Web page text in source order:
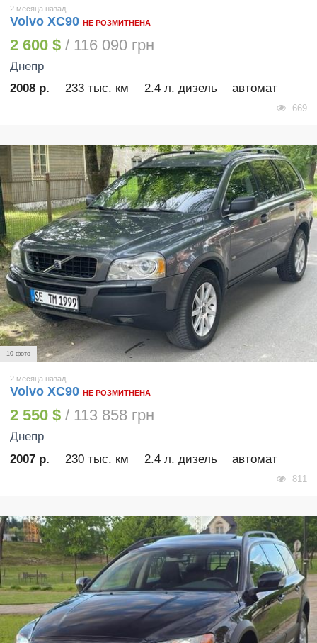
2 месяца назад
Volvo XC90 НЕ РОЗМИТНЕНА
2 600 $ / 116 090 грн
Днепр
2008 р.
233 тыс. км 2.4 л. дизель автомат
669
10 фото
2 месяца назад
Volvo XC90 НЕ РОЗМИТНЕНА
2 550 $ / 113 858 грн
Днепр
2007 р.
230 тыс. км 2.4 л. дизель автомат
811